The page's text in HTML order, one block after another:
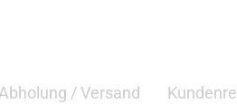
Abholung / Versand